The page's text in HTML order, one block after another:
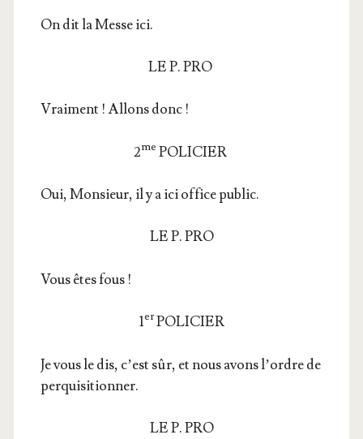
On dit la Messe ici.
LE P. PRO
Vrai­ment ! Allons donc !
2me POLICIER
Oui, Mon­sieur, il y a ici office public.
LE P. PRO
Vous êtes fous !
1erPOLICIER
Je vous le dis, c’est sûr, et nous avons l’ordre de
perquisitionner.
LE P. PRO